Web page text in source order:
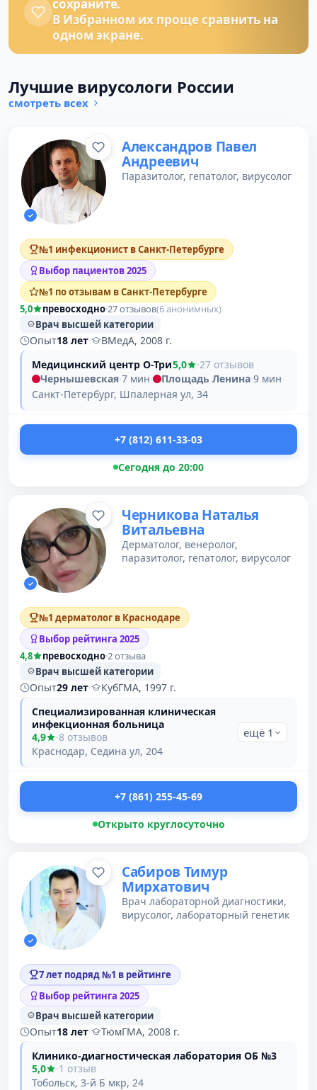
сохраните.
В Избранном их проще сравнить на
одном экране.
Лучшие вирусологи России
смотреть всех
Александров Павел
Андреевич
Паразитолог, гепатолог, вирусолог
№1 инфекционист в Санкт-Петербурге
Выбор пациентов 2025
№1 по отзывам в Санкт-Петербурге
5,0
превосходно·27 отзывов(6 анонимных)
Врач высшей категории
Опыт18 лет·
ВМедА, 2008 г.
Медицинский центр О-Три5,0 ·27 отзывов
Чернышевская·7 мин· Площадь Ленина·9 мин·
Санкт-Петербург, Шпалерная ул, 34
+7 (812) 611-33-03
Сегодня до 20:00
Черникова Наталья
Витальевна
Дерматолог, венеролог,
паразитолог, гепатолог, вирусолог
№1 дерматолог в Краснодаре
Выбор рейтинга 2025
4,8
превосходно·2 отзыва
Врач высшей категории
Опыт29 лет·
КубГМА, 1997 г.
Специализированная клиническая
инфекционная больница
4,9
·8 отзывов
Краснодар, Седина ул, 204
ещё 1
+7 (861) 255-45-69
Открыто круглосуточно
Сабиров Тимур
Мирхатович
Врач лабораторной диагностики,
вирусолог, лабораторный генетик
7 лет подряд №1 в рейтинге
Выбор рейтинга 2025
Врач высшей категории
Опыт18 лет·
ТюмГМА, 2008 г.
Клинико-диагностическая лаборатория ОБ №3
5,0
·1 отзыв
Тобольск, 3-й Б мкр, 24